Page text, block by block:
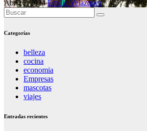
Abr 26, 2024Emilio Velazquez
Categorías
belleza
cocina
economia
Empresas
mascotas
viajes
Entradas recientes